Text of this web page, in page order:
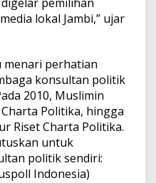
lokal Jambi,” ujar
menari perhatian
konsultan politik
2010, Muslimin
Politika, hingga
Riset Charta Politika.
untuk
politik sendiri:
Indonesia)